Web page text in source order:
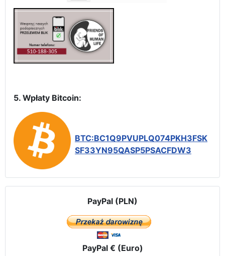
5. Wpłaty Bitcoin:
BTC:BC1Q9PVUPLQ074PKH3FSK
SF33YN95QASP5PSACFDW3
PayPal (PLN)
PayPal € (Euro)